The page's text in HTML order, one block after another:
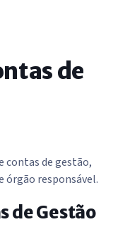
de
contas de gestão,
órgão responsável.
de Gestão